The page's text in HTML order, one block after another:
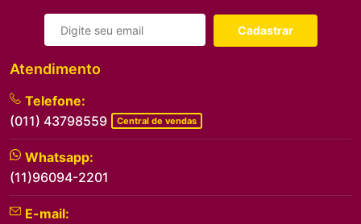
Cadastrar
Atendimento
Telefone:
(011) 43798559
Central de vendas
Whatsapp:
(11)96094-2201
E-mail: